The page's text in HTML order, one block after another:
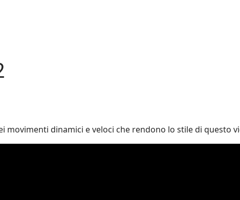
movimenti dinamici e veloci che rendono lo stile di questo